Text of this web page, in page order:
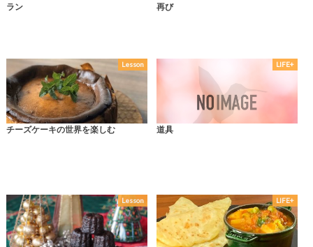
ラン
再び
Lesson
チーズケーキの世界を楽しむ
LIFE+
道具
Lesson LIFE+